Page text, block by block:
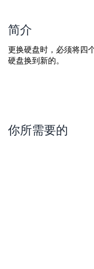
简介
更换硬盘时，必须将四
硬盘换到新的。
你所需要的